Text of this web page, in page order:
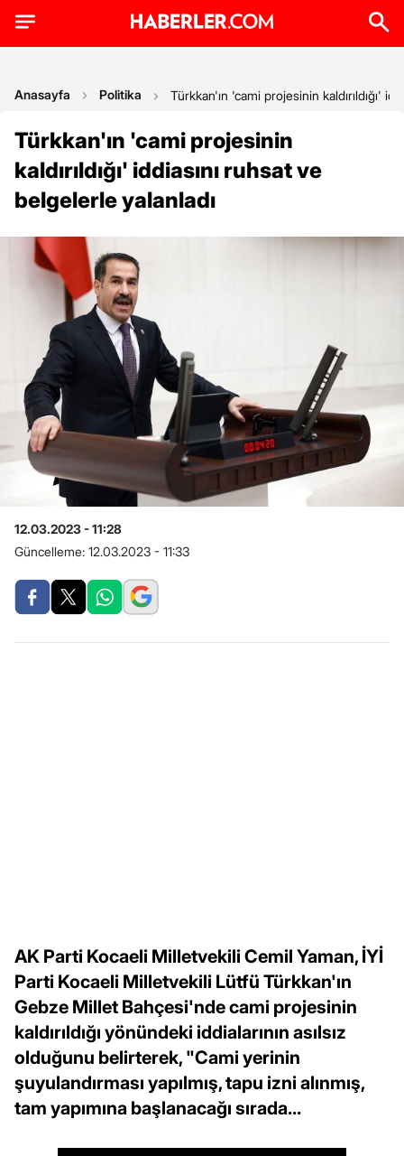
Anasayfa Politika Türkkan'ın 'cami projesinin kaldırıldığı'
Türkkan'ın 'cami projesinin
kaldırıldığı' iddiasını ruhsat ve
belgelerle yalanladı
12.03.2023 - 11:28
Güncelleme: 12.03.2023 - 11:33
AK Parti Kocaeli Milletvekili Cemil Yaman, İYİ
Parti Kocaeli Milletvekili Lütfü Türkkan'ın
Gebze Millet Bahçesi'nde cami projesinin
kaldırıldığı yönündeki iddialarının asılsız
olduğunu belirterek, "Cami yerinin
şuyulandırması yapılmış, tapu izni alınmış,
tam yapımına başlanacağı sırada...